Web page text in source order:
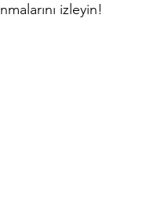
izleyin!